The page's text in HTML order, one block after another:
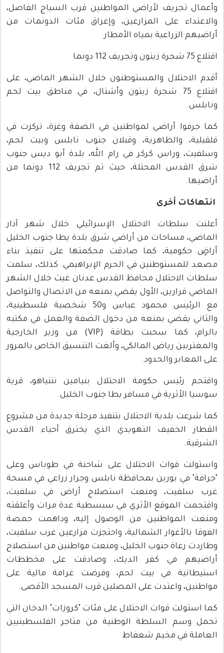
وأعمال تجريف لأراضي المواطنين قرب السياج الفاصل،
والاعتداء على المزارعين، وإغراق مئات الدونمات من
أراضيهم الزراعية بمياه الأمطار
اقتلاع 75 شجرة زيتون وتجريف 112 دونما
أقدم الاحتلال والمستوطنون خلال الشهر الماضي، على
اقتلاع 75 شجرة زيتون وأشتال، في مناطق بيت لحم
ونابلس.
كما جرفوا أراضي لمواطنين في الضفة وغزة، تركزت في
قلقيلية، والظاهرية، وقبلان جنوب نابلس وبيت لحم،
وسلفيت، وراس كركر في رام الله، بلدة أبو ديس جنوب
شرق القدس المحتلة، حيث تم تجريف 112 دونما من
أراضيها.
انتهاكات أخرى
أعلنت سلطات الاحتلال الإسرائيلي خلال شهر آذار
الماضي، مساحات من أراضي شرق بلدة يطا جنوب الخليل
أراضٍ حكومية، كما صادقت محكمتها على تنفيذ بناء
مصعد للمستوطنين في الحرم الإبراهيمي. كذلك، سلمت
سلطات الاحتلال محافظ القدس عدنان غيث خلال الشهر
الماضي قرارين، الأول يقضي بمنعه من الاتصال والتواصل
مع الرئيس محمود عباس و50 شخصية فلسطينية،
والثاني يقضي بمنعه من دخول الضفة والعمل في مكتبه
بالرام، كما سحبت بطاقة (VIP) من وزير الخارجية
والمغتربين رياض المالكي، وألغت التنسيق الخاص بالمرور
على المعابر والحدود.
واقتحم رئيس حكومة الاحتلال بنيامين نتنياهو، قرية
سوسيا الأثرية في مسافر يطا جنوب الخليل.
كما شرعت بلدية الاحتلال بتنفيذ مرحلة جديدة من مشروع
القطار الخفيف التهويدي الذي يخترق أحياء القدس
الشرقية.
واستولت قوات الاحتلال على شاحنة في طوباس وعلى
"جرافة" في بورين بمحافظة نابلس وجرار زراعي في مسحة
غرب سلفيت، ومنعت استصلاح أراض في سلفيت،
واقتحمت الموقع الأثري في سبسطية عدة مرات وأغلقته
ومنعت المواطنين من الوصول إليه، وداهمت حمصة
الفوقا بالأغوار الشمالية، واحتجزت مزارعين غرب سلفيت،
وطاردت رعاة جنوب الخليل، ومنعت مواطنين من استصلاح
أراضيهم في كفر الديك، وصادقت على مخططات
استيطانية في بيت لحم، وفرضت غرامة مالية على
مواطنين، واعتدت على المصلين قرب المسجد الأقصى.
كما استولت قوات الاحتلال على مئات "كروزات" الدخان التي
تحمل وسم السلطة الوطنية من متاجر الفلسطينيين
العاملة في مخيم شعفاط